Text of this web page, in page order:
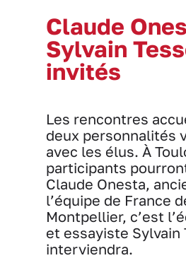
Claude
Sylvain
invités
Les rencontres
deux personnalités
avec les élus. À
participants
Claude Onesta,
l’équipe de France
Montpellier, c’est
et essayiste Sylvain
interviendra.